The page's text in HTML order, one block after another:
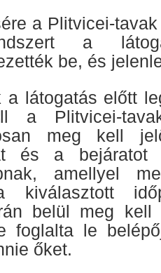
a Plitvicei-
a
be, és
a látogatás előtt
a Plitvicei-
meg kell
és a bejáratot
amellyel
belül meg kell
foglalta le
őket.